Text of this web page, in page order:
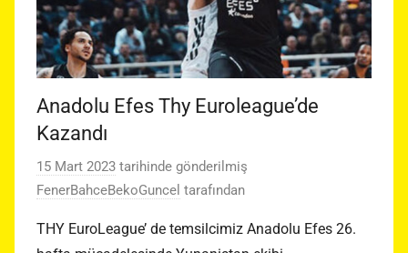
Anadolu Efes Thy Euroleague’de
Kazandı
15 Mart 2023 tarihinde gönderilmiş
FenerBahceBekoGuncel tarafından
THY EuroLeague’ de temsilcimiz Anadolu Efes 26.